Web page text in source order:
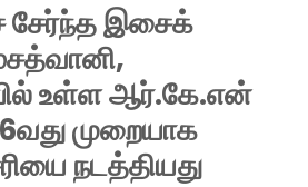
சேர்ந்த இசைக்
உள்ள ஆர்.கே.என்
6வது முறையாக
நடத்தியது